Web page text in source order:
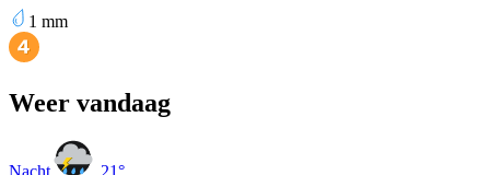
1 mm
Weer vandaag
Nacht 21°